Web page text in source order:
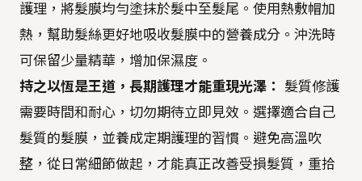
護理，將髮膜均勻塗抹於髮中至髮尾。使用熱敷帽加
熱，幫助髮絲更好地吸收髮膜中的營養成分。沖洗時
可保留少量精華，增加保濕度。
持之以恆是王道，長期護理才能重現光澤：
髮質修護
需要時間和耐心，切勿期待立即見效。選擇適合自己
髮質的髮膜，並養成定期護理的習慣。避免高溫吹
整，從日常細節做起，才能真正改善受損髮質，重拾